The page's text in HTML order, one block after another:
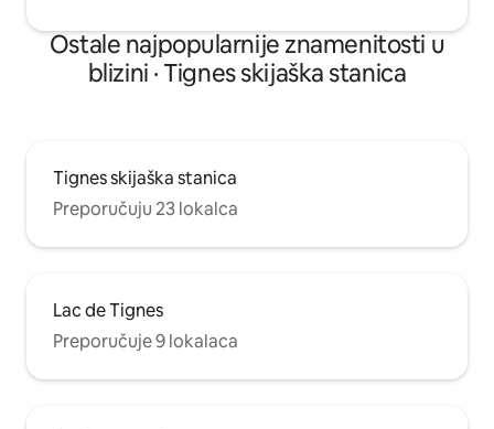
Ostale najpopularnije znamenitosti u
blizini · Tignes skijaška stanica
Tignes skijaška stanica
Preporučuju 23 lokalca
Lac de Tignes
Preporučuje 9 lokalaca